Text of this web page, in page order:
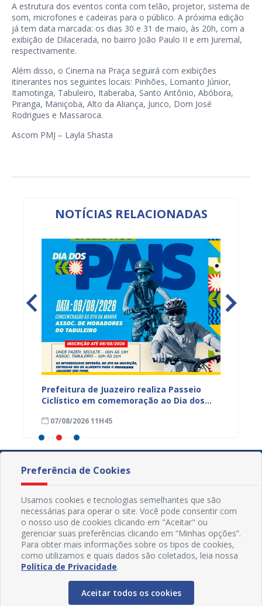
A estrutura dos eventos conta com telão, projetor, sistema de
som, microfones e cadeiras para o público. A próxima edição
já tem data marcada: os dias 30 e 31 de maio, às 20h, com a
exibição de Dilacerada, no bairro João Paulo II e em Juremal,
respectivamente.
Além disso, o Cinema na Praça seguirá com exibições
itinerantes nos seguintes locais: Pinhões, Lomanto Júnior,
Itamotinga, Tabuleiro, Itaberaba, Santo Antônio, Abóbora,
Piranga, Maniçoba, Alto da Aliança, Junco, Dom José
Rodrigues e Massaroca.
Ascom PMJ – Layla Shasta
NOTÍCIAS RELACIONADAS
Prefeitura de Juazeiro realiza Passeio
Ciclístico em comemoração ao Dia dos
07/08/2026 11H45
Preferência de Cookies
Usamos cookies e tecnologias semelhantes que são
necessárias para operar o site. Você pode consentir com
o nosso uso de cookies clicando em "Aceitar" ou
gerenciar suas preferências clicando em “Minhas opções”.
Para obter mais informações sobre os tipos de cookies,
como utilizamos e quais dados são coletados, leia nossa
Política de Privacidade.
Aceitar todos os cookies